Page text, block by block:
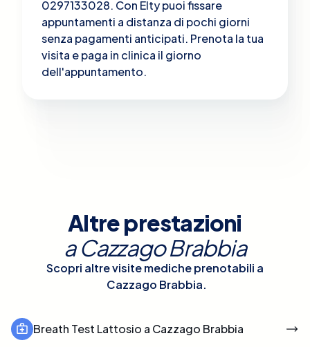
0297133028. Con Elty puoi fissare
appuntamenti a distanza di pochi giorni
senza pagamenti anticipati. Prenota la tua
visita e paga in clinica il giorno
dell'appuntamento.
Altre prestazioni
aCazzago Brabbia
Scopri altre visite mediche prenotabili a
Cazzago Brabbia.
Breath Test Lattosio a Cazzago Brabbia